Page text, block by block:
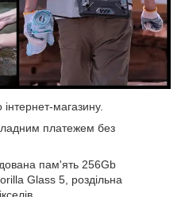
інтернет-магазину.
платежем без
пам'ять 256Gb
Glass 5, роздільна